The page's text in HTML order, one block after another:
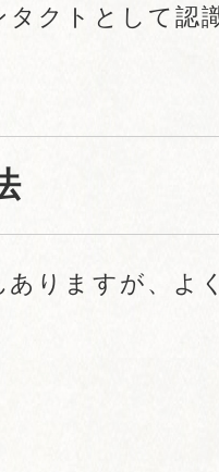
クトとして認
りますが、よ